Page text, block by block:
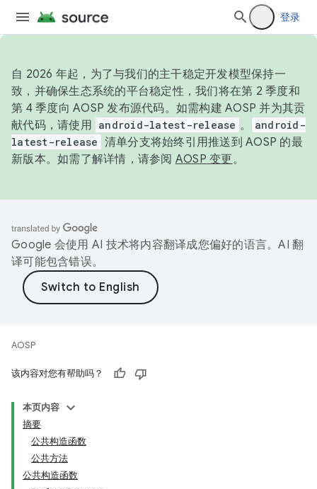
登录
自 2026 年起，为了与我们的主干稳定开发模型保持一
致，并确保生态系统的平台稳定性，我们将在第 2 季度和
第 4 季度向 AOSP 发布源代码。如需构建 AOSP 并为其贡
献代码，请使用 android-latest-release 。
android-
latest-release 清单分支将始终引用推送到 AOSP 的最
新版本。如需了解详情，请参阅 AOSP 变更。
Google 会使用 AI 技术将内容翻译成您偏好的语言。AI 翻
译可能包含错误。
AOSP
该内容对您有帮助吗？
本页内容
摘要
公共构造函数
公共方法
公共构造函数